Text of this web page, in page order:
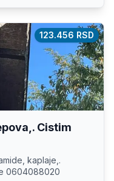
123.456 RSD
Cistim
kaplaje,.
0604088020